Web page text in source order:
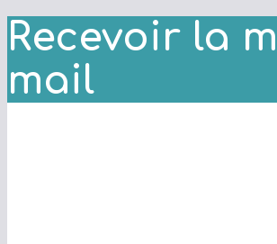
Recevoir la
mail